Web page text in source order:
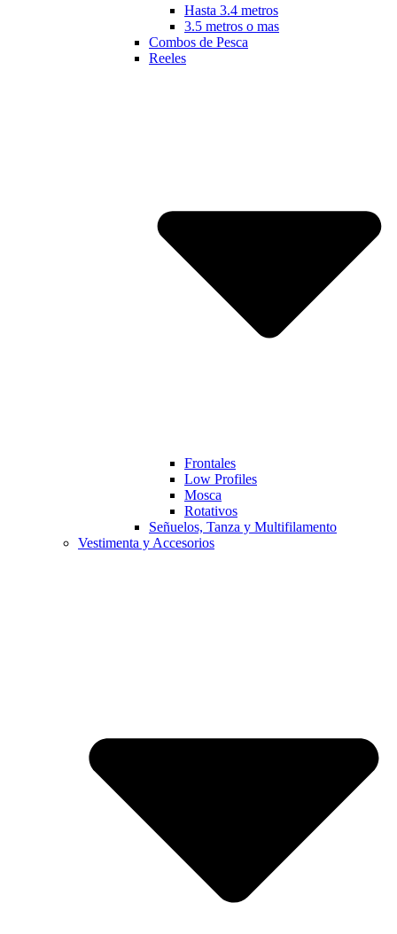
Hasta 3.4 metros
3.5 metros o mas
Combos de Pesca
Reeles
Frontales
Low Profiles
Mosca
Rotativos
Señuelos, Tanza y Multifilamento
Vestimenta y Accesorios